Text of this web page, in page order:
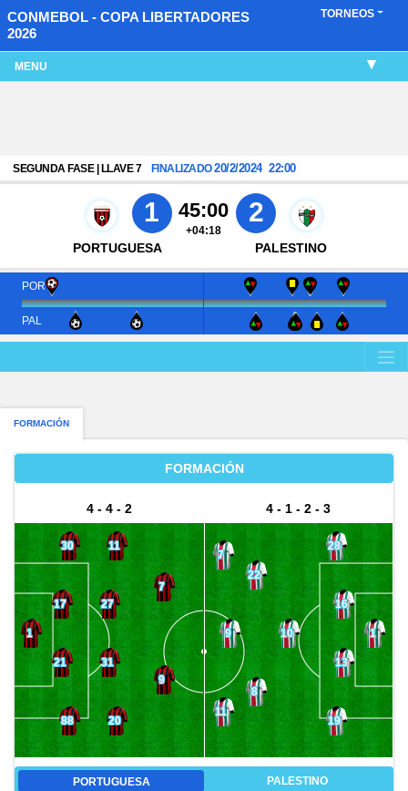
CONMEBOL - COPA LIBERTADORES
2026
TORNEOS
MENU
SEGUNDA FASE | LLAVE 7 FINALIZADO20/2/2024 22:00
PORTUGUESA
1 45:00
+04:18
2
PALESTINO
POR
PAL
FORMACIÓN
FORMACIÓN
4 - 4 - 2
1
30
17
21
88
11
27
31
20
7
9
4 - 1 - 2 - 3
1
28
16
13
19
10
22
8
7
9
11
PORTUGUESA PALESTINO